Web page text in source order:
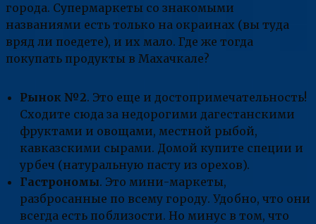
города. Супермаркеты со знакомыми
названиями есть только на окраинах (вы туда
вряд ли поедете), и их мало. Где же тогда
покупать продукты в Махачкале?
Рынок №2. Это еще и достопримечательность!
Сходите сюда за недорогими дагестанскими
фруктами и овощами, местной рыбой,
кавказскими сырами. Домой купите специи и
урбеч (натуральную пасту из орехов).
Гастрономы. Это мини-маркеты,
разбросанные по всему городу. Удобно, что они
всегда есть поблизости. Но минус в том, что